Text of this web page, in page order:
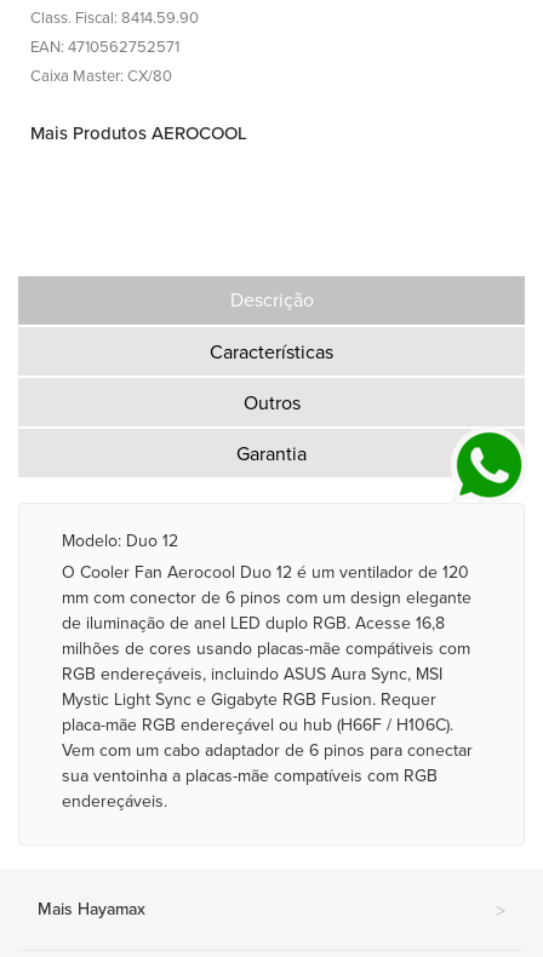
Class. Fiscal: 8414.59.90
EAN: 4710562752571
Caixa Master: CX/80
Mais Produtos AEROCOOL
Descrição
Características
Outros
Garantia
Modelo: Duo 12
O Cooler Fan Aerocool Duo 12 é um ventilador de 120
mm com conector de 6 pinos com um design elegante
de iluminação de anel LED duplo RGB. Acesse 16,8
milhões de cores usando placas-mãe compátiveis com
RGB endereçáveis, incluindo ASUS Aura Sync, MSI
Mystic Light Sync e Gigabyte RGB Fusion. Requer
placa-mãe RGB endereçável ou hub (H66F / H106C).
Vem com um cabo adaptador de 6 pinos para conectar
sua ventoinha a placas-mãe compatíveis com RGB
endereçáveis.
Mais Hayamax >